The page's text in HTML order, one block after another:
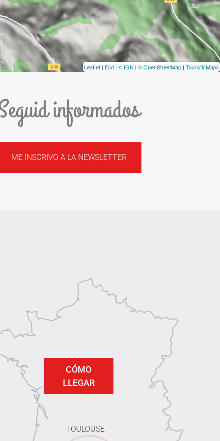
Leaflet | Esri | © IGN | © OpenStreetMap | TouristicMaps
informados
ME INSCRIVO A LA NEWSLETTER
TOULOUSE
CÓMO
LLEGAR